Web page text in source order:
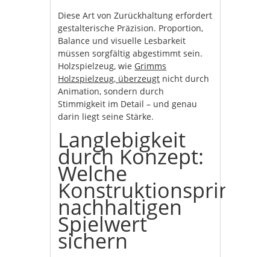
Diese Art von Zurückhaltung erfordert
gestalterische Präzision. Proportion,
Balance und visuelle Lesbarkeit
müssen sorgfältig abgestimmt sein.
Holzspielzeug, wie Grimms
Holzspielzeug, überzeugt nicht durch
Animation, sondern durch
Stimmigkeit im Detail – und genau
darin liegt seine Stärke.
Langlebigkeit
durch Konzept:
Welche
nachhaltigen
Spielwert
sichern